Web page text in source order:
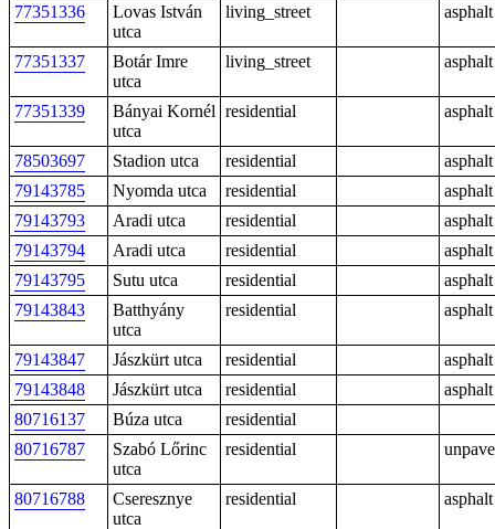
77351336
Lovas István
utca
living_street asphalt
77351337
Botár Imre
utca
living_street asphalt
77351339
Bányai Kornél
utca
residential asphalt
78503697 Stadion utca residential
asphalt
79143785
Nyomda utca residential
asphalt
79143793
Aradi utca residential
asphalt
79143794
Aradi utca residential
asphalt
79143795
Sutu utca residential
asphalt
79143843
Batthyány
utca
residential asphalt
79143847 Jászkürt utca residential
asphalt
79143848
Jászkürt utca residential
asphalt
80716137
Búza utca
residential
80716787
Szabó Lőrinc
utca
residential
80716788
Cseresznye
utca
residential asphalt